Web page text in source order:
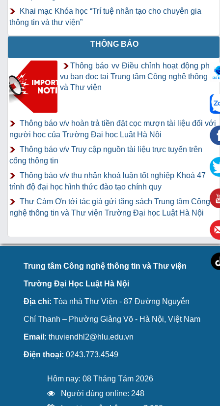
Khai mạc Khóa học “Trí tuệ nhân tạo cho chuyên gia
thông tin và thư viện”
THÔNG BÁO
Thông báo vv Điều chỉnh hoạt động phục
vụ bạn đọc tại Trung tâm Công nghệ thông tin
và Thư viện
Thông báo v/v hoàn trả tiền đặt cọc mượn tài liệu đối với
người học của Trường Đại học Luật Hà Nội
Thông báo v/v Truy cập nguồn tài liệu trực tuyến trên
cổng thông tin
Thông báo v/v thu nhận khoá luận tốt nghiệp Khoá 47
trình độ đại học hình thức đào tạo chính quy
Thư Cảm Ơn tới tác giả gửi tặng sách Trung tâm Công
nghệ thông tin và Thư viện Trường Đại học Luật Hà Nội
Trung tâm Công nghệ thông tin và Thư viện
Trường Đại Học Luật Hà Nội
Địa chỉ: Tòa nhà Thư Viện - 87 Đường Nguyễn
Chí Thanh – Phường Giảng Võ - Hà Nội, Việt Nam
Email: thuviendhl2@hlu.edu.vn
Điện thoại: 0243.773.4549
Hôm nay: 08 Tháng Tám 2026
Người dùng online: 248